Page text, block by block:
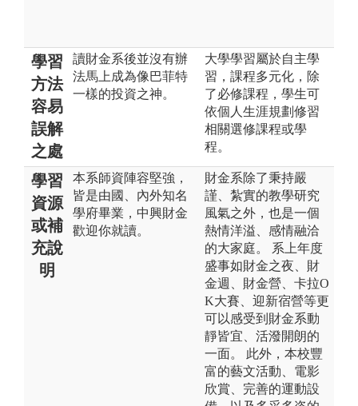
學習
方法
容易
誤解
之處
讀財金系後並沒有辦
法馬上成為像巴菲特
一樣的投資之神。
大學學習屬於自主學
習，課程多元化，除
了必修課程，學生可
依個人生涯規劃修習
相關選修課程或學
程。
學習
資源
或補
充說
明
本系師資陣容堅強，
皆是由國、內外知名
學府畢業，中興財金
歡迎你就讀。
財金系除了秉持嚴
謹、紮實的教學研究
風氣之外，也是一個
熱情洋溢、感情融洽
的大家庭。 系上年度
盛事如財金之夜、財
金週、財金營、卡拉O
K大賽、迎新宿營等更
可以感受到財金系動
靜皆宜、活潑開朗的
一面。 此外，本校豐
富的藝文活動、電影
欣賞、完善的運動設